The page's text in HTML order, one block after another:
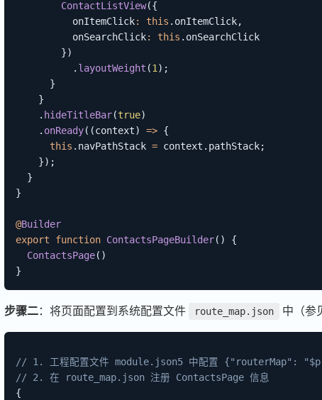
ContactListView({
          onItemClick
: this . onItemClick,
          onSearchClick
: this . onSearchClick
})
. layoutWeight (1 ) ;
}
}
. hideTitleBar(true)
. onReady( (context) => {
this . navPathStack = context . pathStack;
}) ;
}
}
@Builder
export
function ContactsPageBuilder( )
{
ContactsPage( )
}
步骤二：将页面配置到系统配置文件 route_map.json 中（参
// 1. 工程配置文件 module.json5 中配置 {"routerMap":
// 2. 在 route_map.json 注册 ContactsPage 信息
{